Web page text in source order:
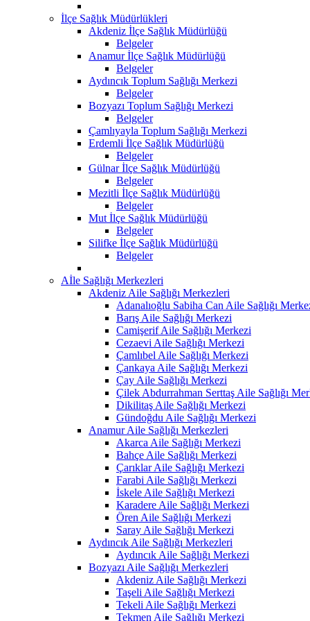
İlçe Sağlık Müdürlükleri
Akdeniz İlçe Sağlık Müdürlüğü
Belgeler
Anamur İlçe Sağlık Müdürlüğü
Belgeler
Aydıncık Toplum Sağlığı Merkezi
Belgeler
Bozyazı Toplum Sağlığı Merkezi
Belgeler
Çamlıyayla Toplum Sağlığı Merkezi
Erdemli İlçe Sağlık Müdürlüğü
Belgeler
Gülnar İlçe Sağlık Müdürlüğü
Belgeler
Mezitli İlçe Sağlık Müdürlüğü
Belgeler
Mut İlçe Sağlık Müdürlüğü
Belgeler
Silifke İlçe Sağlık Müdürlüğü
Belgeler
Aİle Sağlığı Merkezleri
Akdeniz Aile Sağlığı Merkezleri
Adanalıoğlu Sabiha Can Aile Sağlığı
Barış Aile Sağlığı Merkezi
Camişerif Aile Sağlığı Merkezi
Cezaevi Aile Sağlığı Merkezi
Çamlıbel Aile Sağlığı Merkezi
Çankaya Aile Sağlığı Merkezi
Çay Aile Sağlığı Merkezi
Çilek Abdurrahman Serttaş Aile Sağlığı
Dikilitaş Aile Sağlığı Merkezi
Gündoğdu Aile Sağlığı Merkezi
Anamur Aile Sağlığı Merkezleri
Akarca Aile Sağlığı Merkezi
Bahçe Aile Sağlığı Merkezi
Çarıklar Aile Sağlığı Merkezi
Farabi Aile Sağlığı Merkezi
İskele Aile Sağlığı Merkezi
Karadere Aile Sağlığı Merkezi
Ören Aile Sağlığı Merkezi
Saray Aile Sağlığı Merkezi
Aydıncık Aile Sağlığı Merkezleri
Aydıncık Aile Sağlığı Merkezi
Bozyazı Aile Sağlığı Merkezleri
Akdeniz Aile Sağlığı Merkezi
Taşeli Aile Sağlığı Merkezi
Tekeli Aile Sağlığı Merkezi
Tekmen Aile Sağlığı Merkezi